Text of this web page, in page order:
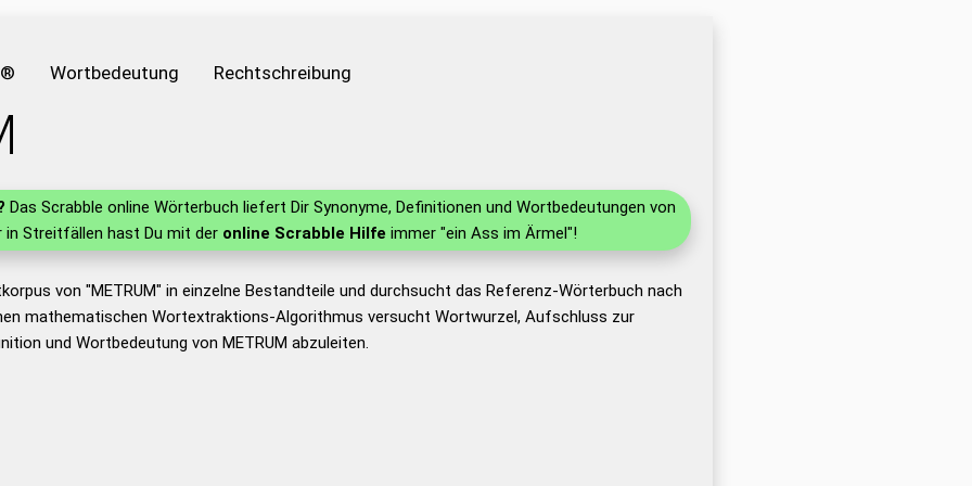
Wortbedeutung Rechtschreibung
Das Scrabble online Wörterbuch liefert Dir Synonyme, Definitionen und Wortbedeutungen von
in Streitfällen hast Du mit der online Scrabble Hilfe immer "ein Ass im Ärmel"!
von "METRUM" in einzelne Bestandteile und durchsucht das Referenz-Wörterbuch nach
mathematischen Wortextraktions-Algorithmus versucht Wortwurzel, Aufschluss zur
und Wortbedeutung von METRUM abzuleiten.